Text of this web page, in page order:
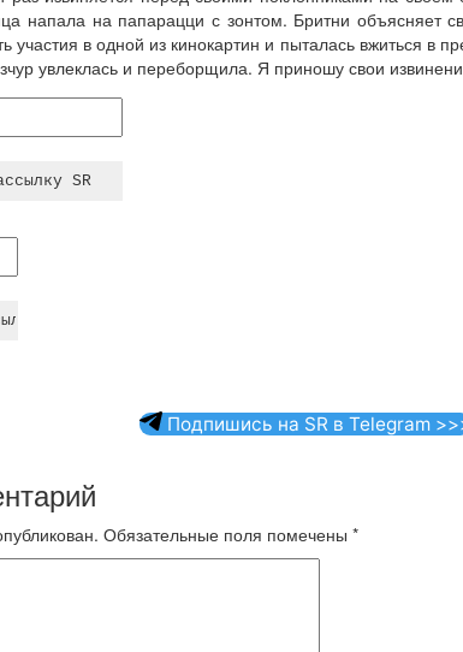
напала на папарацци с зонтом. Бритни объясняет
участия в одной из кинокартин и пыталась вжиться
увлеклась и переборщила. Я приношу свои
Подпишись на SR в Telegram
Обязательные поля помечены *